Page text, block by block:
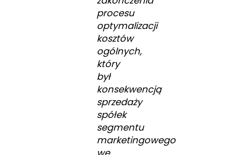
procesu
optymalizacji
kosztów
ogólnych,
który
był
konsekwencją
sprzedaży
spółek
segmentu
marketingowego